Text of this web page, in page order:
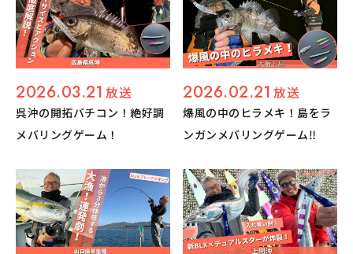
2026.03.21 放送
呉沖の開拓バチコン！絶好調
メバリングゲーム！
2026.02.21 放送
爆風の中のヒラメキ！島をラ
ンガンメバリングゲーム‼︎